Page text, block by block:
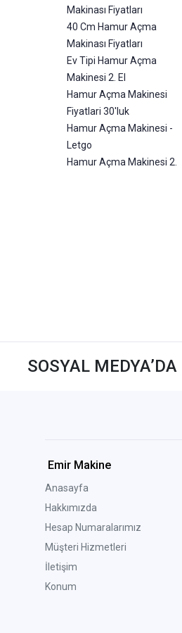
Makinası Fiyatları
40 Cm Hamur Açma
Makinası Fiyatları
Ev Tipi Hamur Açma
Makinesi 2. El
Hamur Açma Makinesi
Fiyatlari 30'luk
Hamur Açma Makinesi -
Letgo
Hamur Açma Makinesi 2.
SOSYAL MEDYA’DA
Emir Makine
Anasayfa
Hakkımızda
Hesap Numaralarımız
Müşteri Hizmetleri
İletişim
Konum